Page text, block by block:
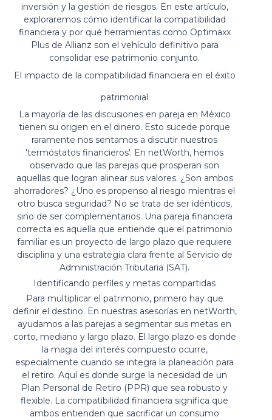
inversión y la gestión de riesgos. En este artículo,
exploraremos cómo identificar la compatibilidad
financiera y por qué herramientas como Optimaxx
Plus de Allianz son el vehículo definitivo para
consolidar ese patrimonio conjunto.
El impacto de la compatibilidad financiera en el éxito
patrimonial
La mayoría de las discusiones en pareja en México
tienen su origen en el dinero. Esto sucede porque
raramente nos sentamos a discutir nuestros
'termóstatos financieros'. En netWorth, hemos
observado que las parejas que prosperan son
aquellas que logran alinear sus valores. ¿Son ambos
ahorradores? ¿Uno es propenso al riesgo mientras el
otro busca seguridad? No se trata de ser idénticos,
sino de ser complementarios. Una pareja financiera
correcta es aquella que entiende que el patrimonio
familiar es un proyecto de largo plazo que requiere
disciplina y una estrategia clara frente al Servicio de
Administración Tributaria (SAT).
Identificando perfiles y metas compartidas
Para multiplicar el patrimonio, primero hay que
definir el destino. En nuestras asesorías en netWorth,
ayudamos a las parejas a segmentar sus metas en
corto, mediano y largo plazo. El largo plazo es donde
la magia del interés compuesto ocurre,
especialmente cuando se integra la planeación para
el retiro. Aquí es donde surge la necesidad de un
Plan Personal de Retiro (PPR) que sea robusto y
flexible. La compatibilidad financiera significa que
ambos entienden que sacrificar un consumo